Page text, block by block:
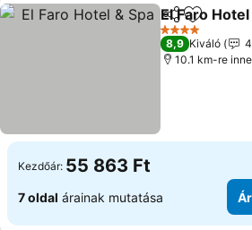
Megosztás
El Faro Hotel
4 Kategória
8,9 Kiváló
10.1 km-re
Kezdőár: 55 863 Ft
7 oldal árainak mutatása